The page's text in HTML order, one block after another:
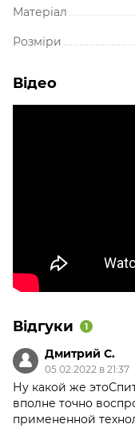
Матеріал
Розміри
Відео
Відгуки 1
Дмитрий С.
05.02.2022 в 21:37
Ну какой же
вполне точно
примененной